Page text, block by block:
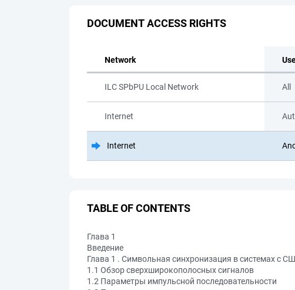
DOCUMENT ACCESS RIGHTS
Network
ILC SPbPU Local Network All
Internet
Internet
TABLE OF CONTENTS
Глава 1
Введение
Глава 1 . Символьная синхронизация в системах с
1.1 Обзор сверхширокополосных сигналов
1.2 Параметры импульсной последовательности